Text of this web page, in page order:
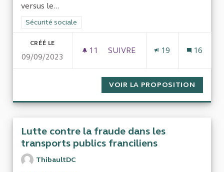
versus le...
Filtrer les résultats de la catégorie : Sécurité sociale
Sécurité sociale
CRÉÉ LE
09/09/2023
11 11 ABONNÉS
SUIVRE
19 16
VOIR LA PROPOSITION
Lutte contre la fraude dans les
transports publics franciliens
ThibaultDC